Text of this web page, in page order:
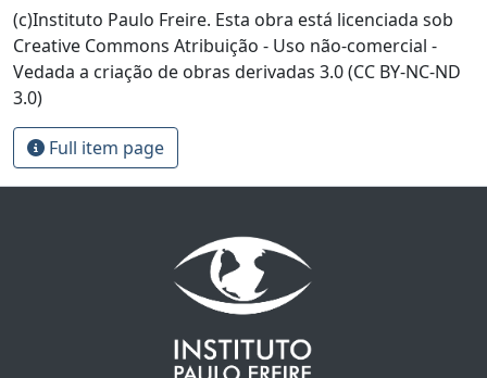
(c)Instituto Paulo Freire. Esta obra está licenciada sob
Creative Commons Atribuição - Uso não-comercial -
Vedada a criação de obras derivadas 3.0 (CC BY-NC-ND
3.0)
Full item page